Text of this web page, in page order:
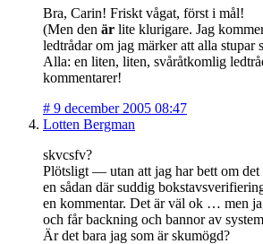
Bra, Carin! Friskt vågat, först i mål!
(Men den är lite klurigare. Jag
ledtrådar om jag märker att alla stupar
Alla: en liten, liten, svåråtkomlig
kommentarer!
# 9 december 2005 08:47
Lotten Bergman
skvcsfv?
Plötsligt — utan att jag har bett om
en sådan där suddig
en kommentar. Det är väl ok … men
och får backning och bannor av
Är det bara jag som är skumögd?